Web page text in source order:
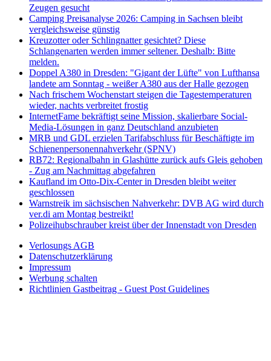
Zeugen gesucht
Camping Preisanalyse 2026: Camping in Sachsen bleibt
vergleichsweise günstig
Kreuzotter oder Schlingnatter gesichtet? Diese
Schlangenarten werden immer seltener. Deshalb: Bitte
melden.
Doppel A380 in Dresden: "Gigant der Lüfte" von Lufthansa
landete am Sonntag - weißer A380 aus der Halle gezogen
Nach frischem Wochenstart steigen die Tagestemperaturen
wieder, nachts verbreitet frostig
InternetFame bekräftigt seine Mission, skalierbare Social-
Media-Lösungen in ganz Deutschland anzubieten
MRB und GDL erzielen Tarifabschluss für Beschäftigte im
Schienenpersonennahverkehr (SPNV)
RB72: Regionalbahn in Glashütte zurück aufs Gleis gehoben
- Zug am Nachmittag abgefahren
Kaufland im Otto-Dix-Center in Dresden bleibt weiter
geschlossen
Warnstreik im sächsischen Nahverkehr: DVB AG wird durch
ver.di am Montag bestreikt!
Polizeihubschrauber kreist über der Innenstadt von Dresden
Verlosungs AGB
Datenschutzerklärung
Impressum
Werbung schalten
Richtlinien Gastbeitrag - Guest Post Guidelines